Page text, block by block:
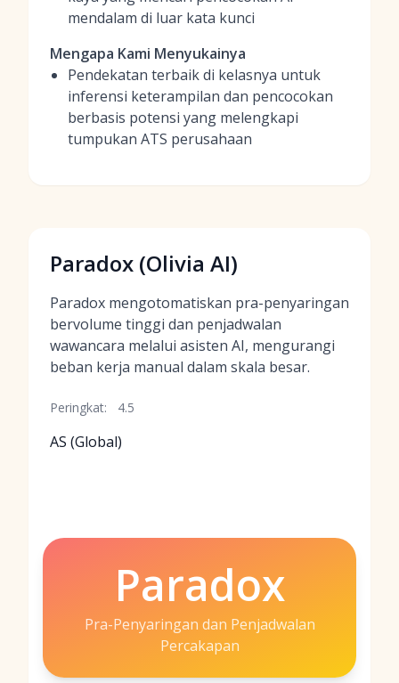
mendalam di luar kata kunci
Mengapa Kami Menyukainya
Pendekatan terbaik di kelasnya untuk
inferensi keterampilan dan pencocokan
berbasis potensi yang melengkapi
tumpukan ATS perusahaan
Paradox (Olivia AI)
Paradox mengotomatiskan pra-penyaringan
bervolume tinggi dan penjadwalan
wawancara melalui asisten AI, mengurangi
beban kerja manual dalam skala besar.
Peringkat: 4.5
AS (Global)
Paradox
Pra-Penyaringan dan Penjadwalan
Percakapan